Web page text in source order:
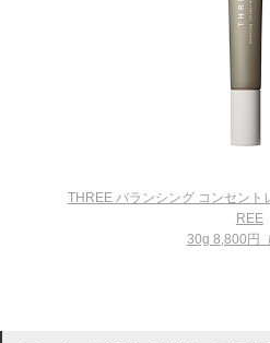
THREE バランシング コンセント
REE
30g 8,800円